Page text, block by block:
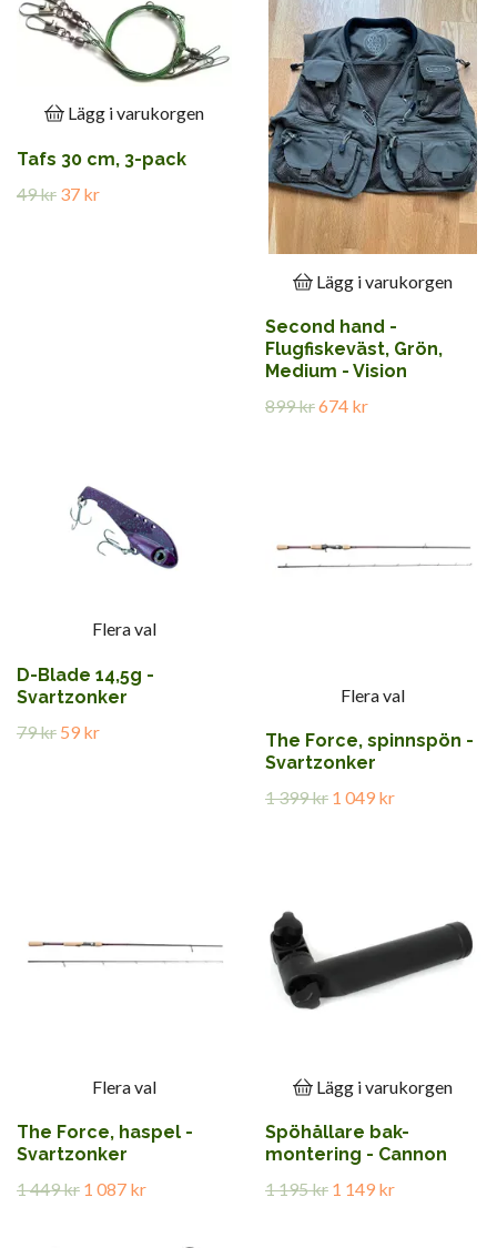
Lägg i varukorgen
Tafs 30 cm, 3-pack
49 kr 37 kr
Lägg i varukorgen
Second hand -
Flugfiskeväst, Grön,
Medium - Vision
899 kr674 kr
Flera val
D-Blade 14,5g -
Svartzonker
79 kr 59 kr
Flera val
The Force, spinnspön -
Svartzonker
1 399 kr 1 049 kr
Flera val
The Force, haspel -
Svartzonker
1 449 kr 1 087 kr
Lägg i varukorgen
Spöhållare bak-
montering - Cannon
1 195 kr 1 149 kr